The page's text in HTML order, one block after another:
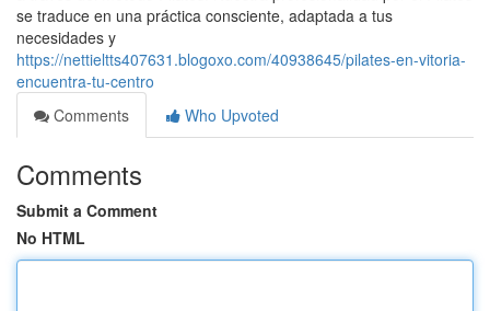
se traduce en una práctica consciente, adaptada a tus
necesidades y
https://nettieltts407631.blogoxo.com/40938645/pilates-en-vitoria-
encuentra-tu-centro
Comments
Who Upvoted
Comments
Submit a Comment
No HTML